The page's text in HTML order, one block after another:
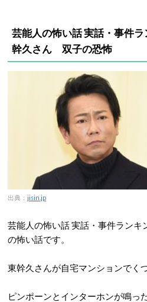
芸能人の怖い話 実話・事
幹久さん 双子の恐怖
出典： jisin.jp
芸能人の怖い話 実話・事件ランキ
の怖い話です。
東幹久さんが自宅マンションでく
ピンポーンとインターホンが鳴っ